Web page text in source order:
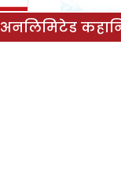
अनलिमिटेड